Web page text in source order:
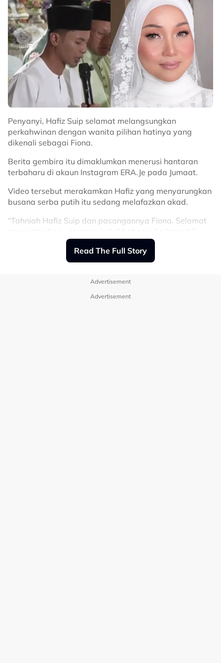
Bagaimanapun Dang Suria, 54, belum memberi
sebarang kenyataan rasmi mengenai perkahwinan
bersama Malek, 56.
Untuk rekod, Dang Suria pernah menikah dengan
pengulas sukan, Abu Bakar Atan pada Oktober 2004
selepas kira-kira empat tahun mendirikan rumah
tangga dan mendirikan rumah tangga dengan penulis
lirik, Ad Samad, namun hubungan itu turut berakhir
dalam perkahwinan.
Sumber: Threads @malekrahman7
Related Topics
Penyanyi, Hafiz Suip selamat melangsungkan
perkahwinan dengan wanita pilihan hatinya yang
dikenali sebagai Fiona.
Berita gembira itu dimaklumkan menerusi hantaran
terbaharu di akaun Instagram ERA.Je pada Jumaat.
Video tersebut merakamkan Hafiz yang menyarungkan
busana serba putih itu sedang melafazkan akad.
“Tahniah Hafiz Suip dan pasangannya Fiona. Selamat
maklum kapsyen tersebut.
Sementara itu, diruangan komen, rata-rata netizen
Read The Full Story
Advertisement
Advertisement